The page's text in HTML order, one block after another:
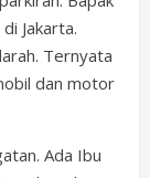
Jakarta.
Ternyata
dan motor
Ada Ibu